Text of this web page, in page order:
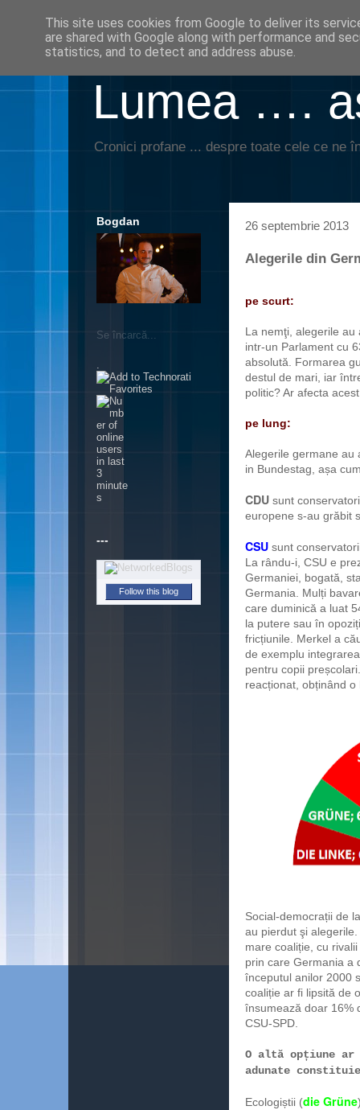
Lumea ….
Cronici profane ... despre toate cele ce ne
26 septembrie 2013
Alegerile din
pe scurt:
La nemţi, alegerile au
intr-un Parlament cu
absolută. Formarea
destul de mari, iar
politic? Ar afecta
pe lung:
Alegerile germane au
in Bundestag, așa
CDU sunt
europene s-au grăbit
CSU sunt
La rându-i, CSU e
Germaniei, bogată,
Germania. Mulți
care duminică a luat
la putere sau în
fricțiunile. Merkel a
de exemplu
pentru copii
reacționat, obținând
Social-democrații de
au pierdut şi
mare coaliție, cu
prin care Germania a
începutul anilor 2000
coaliție ar fi lipsită de
însumează doar 16%
CSU-SPD.
O altă opțiune
adunate
Ecologiștii (die Grüne
Bogdan
Se încarcă...
.
---
Follow this blog
This site uses cookies from Google to deliver its
are shared with Google along with performance and
statistics, and to detect and address abuse.